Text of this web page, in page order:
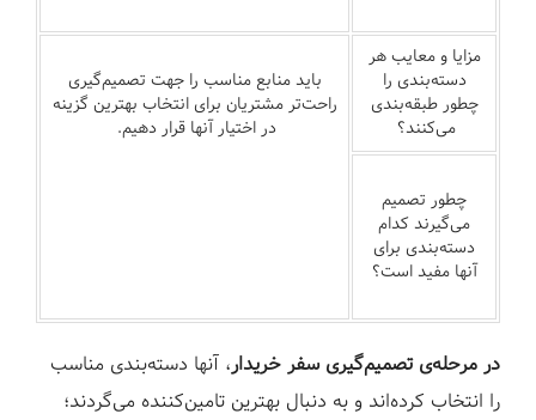
مزایا و معایب هر
دسته‌بندی را
چطور طبقه‌بندی
می‌کنند؟
باید منابع مناسب را جهت تصمیم‌گیری
راحت‌تر مشتریان برای انتخاب بهترین گزینه
در اختیار آنها قرار دهیم.
چطور تصمیم
می‌گیرند کدام
دسته‌بندی برای
آنها مفید است؟
در مرحله‌ی تصمیم‌گیری سفر خریدار، آنها دسته‌بندی مناسب
را انتخاب کرده‌اند و به دنبال بهترین تامین‌کننده می‌گردند؛